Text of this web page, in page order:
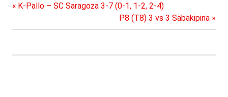
Artikkelien
selaus
Previous
K-Pallo – SC Saragoza 3-7 (0-1, 1-2, 2-4)
Next
Post:
P8 (T8) 3 vs 3 Säbäkipinä